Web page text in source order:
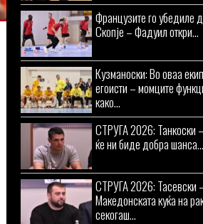
Французите го убедиле
Скопје – Фадуил откри...
Кузманоски: Во оваа
егоисти – момците
како...
СТРУГА 2026: Танкоски
ќе ни биде добра шанса...
СТРУГА 2026: Тасевски
Македонската куќа на
секогаш...